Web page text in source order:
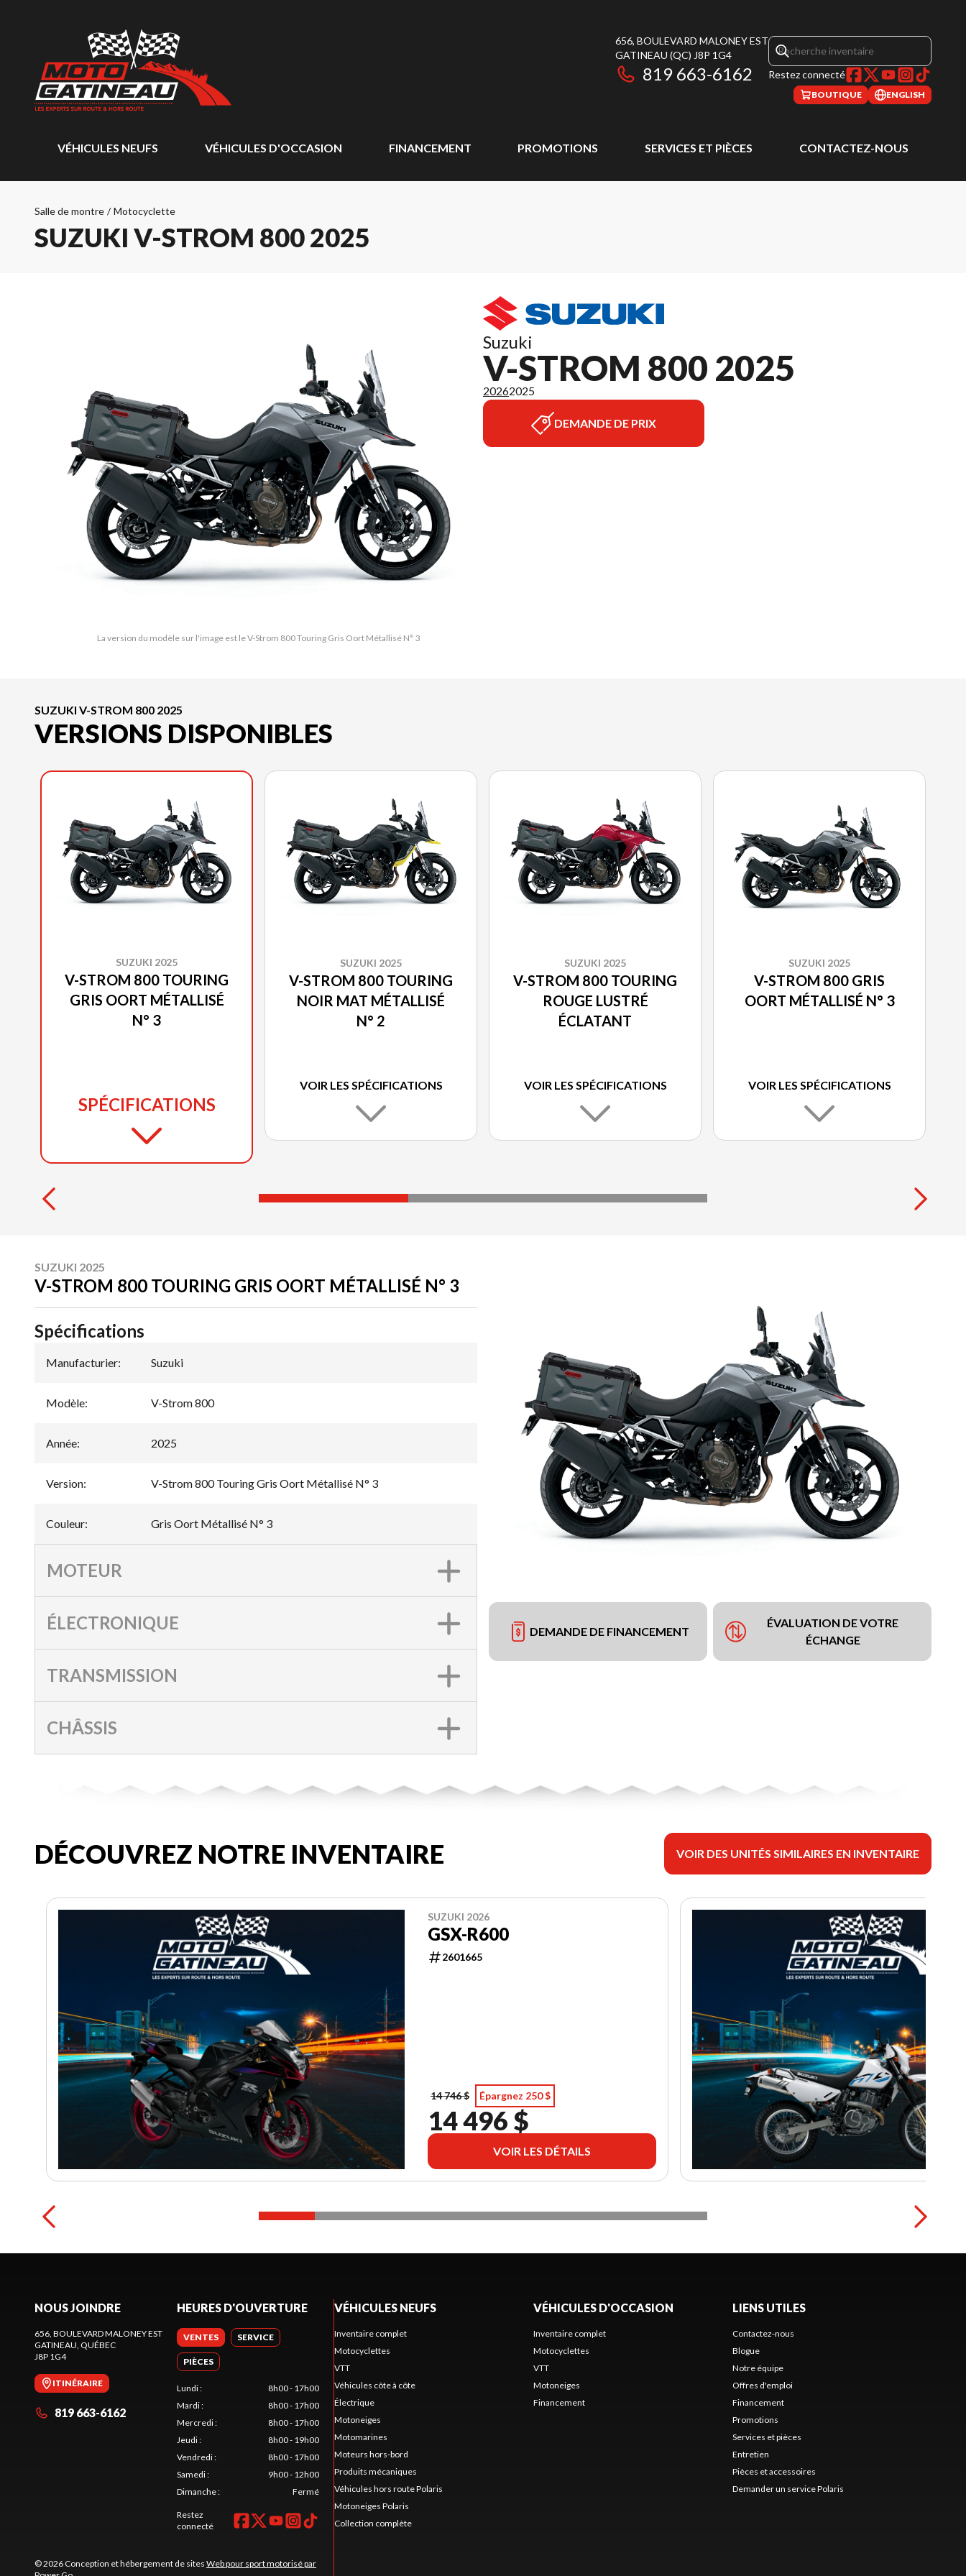
656, BOULEVARD MALONEY EST
GATINEAU (QC) J8P 1G4
819 663-6162 Restez connecté
BOUTIQUE ENGLISH
VÉHICULES NEUFS VÉHICULES D'OCCASION FINANCEMENT PROMOTIONS SERVICES ET PIÈCES CONTACTEZ-NOUS
Salle de montre / Motocyclette
SUZUKI V-STROM 800 2025
La version du modèle sur l'image est le V-Strom 800 Touring Gris Oort Métallisé N° 3
Suzuki
V-STROM 800 2025
20262025
DEMANDE DE PRIX
SUZUKI V-STROM 800 2025
VERSIONS DISPONIBLES
SUZUKI 2025
V-STROM 800 TOURING
GRIS OORT MÉTALLISÉ
N° 3
SPÉCIFICATIONS
SUZUKI 2025
V-STROM 800 TOURING
NOIR MAT MÉTALLISÉ
N° 2
VOIR LES SPÉCIFICATIONS
SUZUKI 2025
V-STROM 800 TOURING
ROUGE LUSTRÉ
ÉCLATANT
VOIR LES SPÉCIFICATIONS
SUZUKI 2025
V-STROM 800 GRIS
OORT MÉTALLISÉ N° 3
VOIR LES SPÉCIFICATIONS
SUZUKI 2025
V-STROM 800 TOURING GRIS OORT MÉTALLISÉ N° 3
DEMANDE DE FINANCEMENT
ÉVALUATION DE VOTRE
ÉCHANGE
Spécifications
Manufacturier: Suzuki
Modèle: V-Strom 800
Année: 2025
Version: V-Strom 800 Touring Gris Oort Métallisé N° 3
Couleur: Gris Oort Métallisé N° 3
MOTEUR
ÉLECTRONIQUE
TRANSMISSION
CHÂSSIS
DÉCOUVREZ NOTRE INVENTAIRE VOIR DES UNITÉS SIMILAIRES EN INVENTAIRE
SUZUKI 2026
GSX-R600
2601665
14 746 $ Épargnez 250 $
14 496 $
VOIR LES DÉTAILS
NOUS JOINDRE
656, BOULEVARD MALONEY EST
GATINEAU, QUÉBEC
J8P 1G4
ITINÉRAIRE
819 663-6162
HEURES D'OUVERTURE
VENTES SERVICE
PIÈCES
Lundi:
8h00 - 17h00
Mardi:
8h00 - 17h00
Mercredi:
8h00 - 17h00
Jeudi:
8h00 - 19h00
Vendredi:
8h00 - 17h00
Samedi:
9h00 - 12h00
Dimanche: Fermé
Restez
connecté
© 2026 Conception et hébergement de sites Web pour sport motorisé par
VÉHICULES NEUFS
Inventaire complet
Motocyclettes
VTT
Véhicules côte à côte
Électrique
Motoneiges
Motomarines
Moteurs hors-bord
Produits mécaniques
Véhicules hors route Polaris
Motoneiges Polaris
Collection complète
VÉHICULES D'OCCASION
Inventaire complet
Motocyclettes
VTT
Motoneiges
Financement
LIENS UTILES
Contactez-nous
Blogue
Notre équipe
Offres d'emploi
Financement
Promotions
Services et pièces
Entretien
Pièces et accessoires
Demander un service Polaris